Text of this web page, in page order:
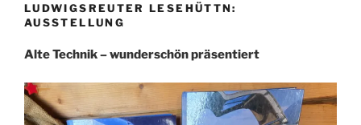
LUDWIGSREUTER LESEHÜTTN:
AUSSTELLUNG
Alte Technik – wunderschön präsentiert